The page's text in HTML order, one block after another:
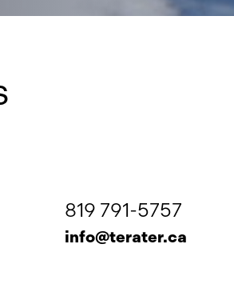
819 791-5757
info@terater.ca